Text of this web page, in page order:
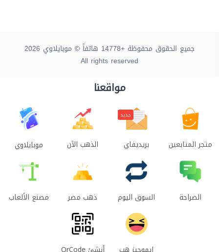
جميع الحقوق محفوظة +14778 هاتفاً © موبايلاوي 2026
All rights reserved